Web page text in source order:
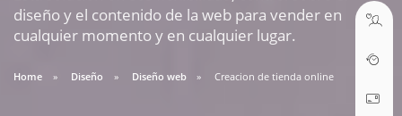
diseño y el contenido de la web para vender en
cualquier momento y en cualquier lugar.
Home Diseño Diseño web Creacion de tienda online
ABRIR TICKET